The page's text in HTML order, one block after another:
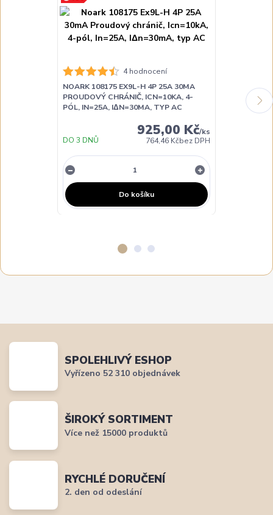
4 hodnocení
NOARK 108175 EX9L-H 4P 25A 30MA
PROUDOVÝ CHRÁNIČ, ICN=10KA, 4-
PÓL, IN=25A, IΔN=30MA, TYP AC
925,00 Kč/ks
764,46 Kčbez DPH
DO 3 DNŮ
Do košíku
NOARK
PROUDOVÝ
PÓL,
SPOLEHLIVÝ ESHOP
Vyřízeno 52 310 objednávek
ŠIROKÝ SORTIMENT
Více než 15000 produktů
RYCHLÉ DORUČENÍ
2. den od odeslání